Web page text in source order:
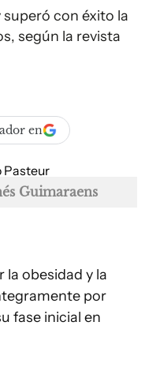
con éxito la
según la revista
en
Guimaraens
obesidad y la
por
fase inicial en